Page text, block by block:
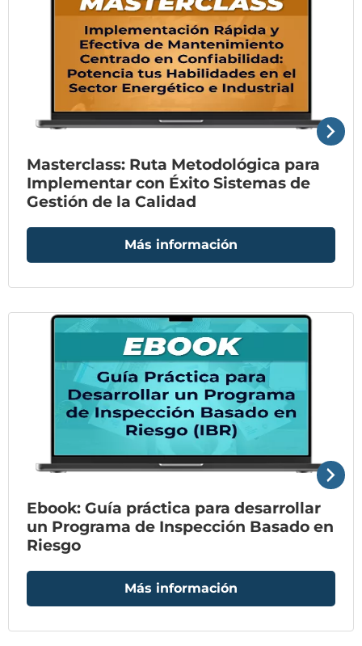
Masterclass: Ruta Metodológica para
Implementar con Éxito Sistemas de
Gestión de la Calidad
Más información
Ebook: Guía práctica para desarrollar
un Programa de Inspección Basado en
Riesgo
Más información